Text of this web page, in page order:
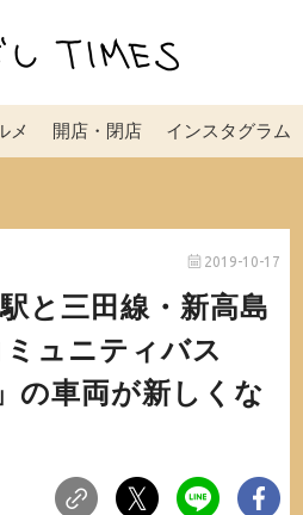
メ 開店・閉店 インスタグラム
2019-10-17
と三田線・新高島
ュニティバス
の車両が新しくな